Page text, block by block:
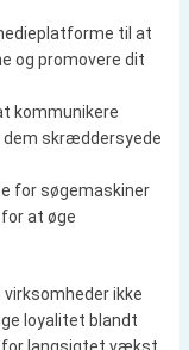
til at
og promovere dit
kommunikere
dem skræddersyede
for søgemaskiner
at øge
ikke
loyalitet blandt